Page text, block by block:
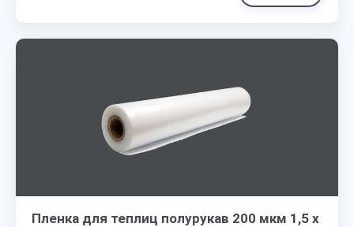
Пленка для теплиц полурукав 200 мкм 1,5 х